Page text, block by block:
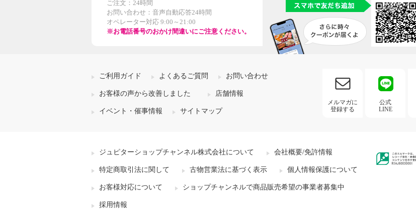
ご注文：24時間
お問い合わせ：音声自動応答24時間
オペレーター対応 9:00～21:00
※お電話番号のおかけ間違いにご注意ください。
ご利用ガイド よくあるご質問 お問い合わせ
お客様の声から改善しました 店舗情報
イベント・催事情報 サイトマップ
メルマガに
登録する
公式
LINE
ジュピターショップチャンネル株式会社について 会社概要/免許情報
特定商取引法に関して 古物営業法に基づく表示 個人情報保護について
お客様対応について ショップチャンネルで商品販売希望の事業者募集中
採用情報